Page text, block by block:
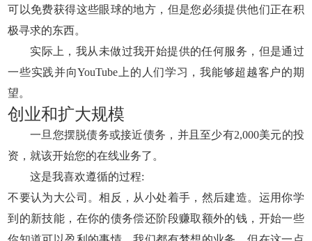
可以免费获得这些眼球的地方，但是您必须提供他们正在积
极寻求的东西。
实际上，我从未做过我开始提供的任何服务，但是通过
一些实践并向YouTube上的人们学习，我能够超越客户的期
望。
创业和扩大规模
一旦您摆脱债务或接近债务，并且至少有2,000美元的投
资，就该开始您的在线业务了。
这是我喜欢遵循的过程:
不要认为大公司。相反，从小处着手，然后建造。运用你学
到的新技能，在你的债务偿还阶段赚取额外的钱，开始一些